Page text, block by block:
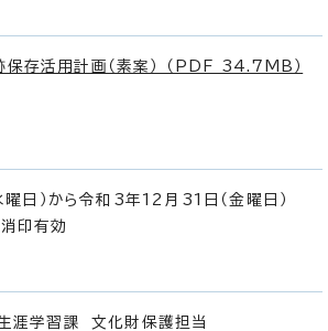
存活用計画（素案） （PDF 34.7MB）
日）から令和3年12月31日（金曜日）
印有効
涯学習課 文化財保護担当